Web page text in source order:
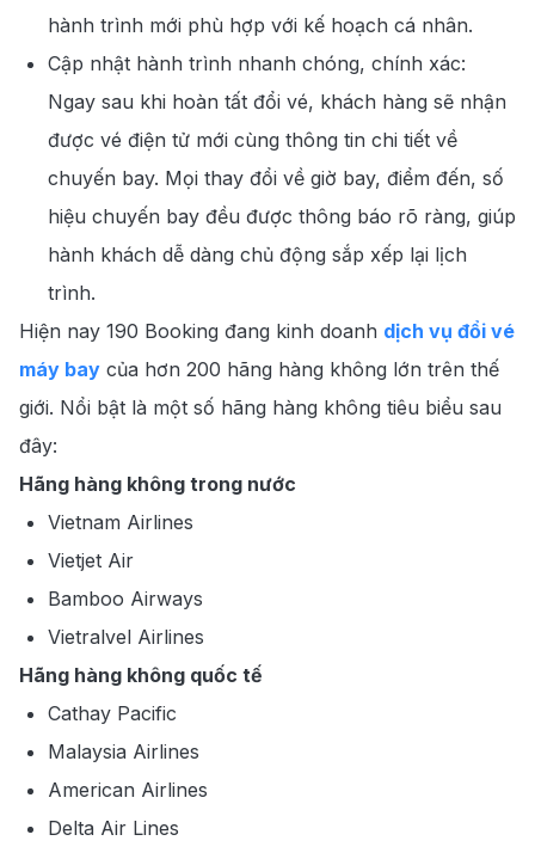
hành trình mới phù hợp với kế hoạch cá nhân.
Cập nhật hành trình nhanh chóng, chính xác:
Ngay sau khi hoàn tất đổi vé, khách hàng sẽ nhận
được vé điện tử mới cùng thông tin chi tiết về
chuyến bay. Mọi thay đổi về giờ bay, điểm đến, số
hiệu chuyến bay đều được thông báo rõ ràng, giúp
hành khách dễ dàng chủ động sắp xếp lại lịch
trình.
Hiện nay 190 Booking đang kinh doanh dịch vụ đổi vé
máy bay của hơn 200 hãng hàng không lớn trên thế
giới. Nổi bật là một số hãng hàng không tiêu biểu sau
đây:
Hãng hàng không trong nước
Vietnam Airlines
Vietjet Air
Bamboo Airways
Vietralvel Airlines
Hãng hàng không quốc tế
Cathay Pacific
Malaysia Airlines
American Airlines
Delta Air Lines